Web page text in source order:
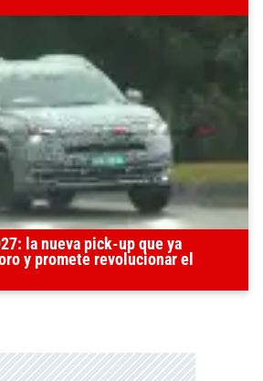
la nueva pick-up que ya
y promete revolucionar el